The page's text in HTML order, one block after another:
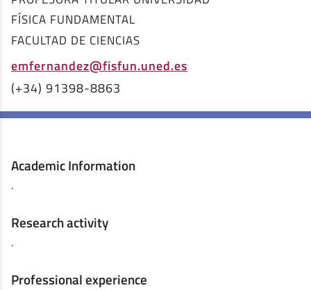
FÍSICA FUNDAMENTAL
FACULTAD DE CIENCIAS
emfernandez@fisfun.uned.es
(+34) 91398-8863
Academic Information
.
Research activity
.
Professional experience